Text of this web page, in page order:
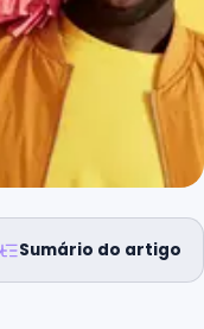
Sumário do artigo